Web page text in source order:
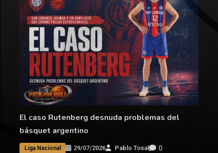
El caso Rutenberg desnuda problemas del
básquet argentino
Liga Nacional 29/07/2026 Pablo Tosal 0